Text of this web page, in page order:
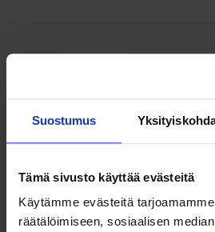
Suostumus
Tämä sivusto käyttää evästeitä
Käytämme evästeitä
räätälöimiseen, sosiaalisen
SOSTE Suomen
00100 Helsinki